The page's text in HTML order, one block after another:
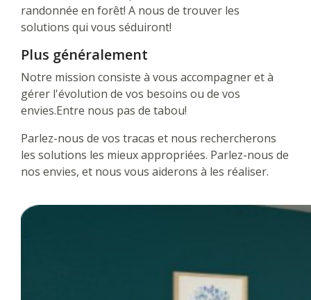
randonnée en forêt! A nous de trouver les
solutions qui vous séduiront!
Plus généralement
Notre mission consiste à vous accompagner et à
gérer l'évolution de vos besoins ou de vos
envies.Entre nous pas de tabou!
Parlez-nous de vos tracas et nous rechercherons
les solutions les mieux appropriées. Parlez-nous de
nos envies, et nous vous aiderons à les réaliser.